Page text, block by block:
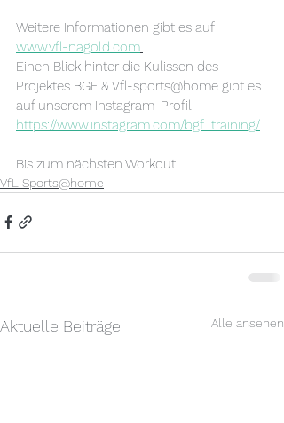
Weitere Informationen gibt es auf
www.vfl-nagold.com.
Einen Blick hinter die Kulissen des
Projektes BGF & Vfl-sports@home gibt es
auf unserem Instagram-Profil:
https://www.instagram.com/bgf_training/
Bis zum nächsten Workout!
VfL-Sports@home
Aktuelle Beiträge Alle ansehen